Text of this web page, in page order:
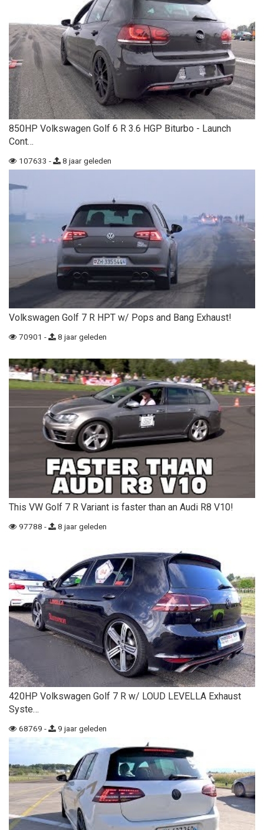
850HP Volkswagen Golf 6 R 3.6 HGP Biturbo - Launch
Cont…
107633 - 8 jaar geleden
Volkswagen Golf 7 R HPT w/ Pops and Bang Exhaust!
70901 - 8 jaar geleden
This VW Golf 7 R Variant is faster than an Audi R8 V10!
97788 - 8 jaar geleden
420HP Volkswagen Golf 7 R w/ LOUD LEVELLA Exhaust
Syste…
68769 - 9 jaar geleden